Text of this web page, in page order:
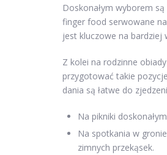
Doskonałym wyborem
finger food serwowane
jest kluczowe na bardziej
Z kolei na rodzinne
przygotować takie
dania są łatwe do
Na pikniki
Na spotkania w
zimnych przekąsek.